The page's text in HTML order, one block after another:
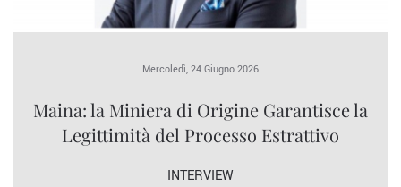
Mercoledì, 24 Giugno 2026
Maina: la Miniera di Origine Garantisce la
Legittimità del Processo Estrattivo
INTERVIEW